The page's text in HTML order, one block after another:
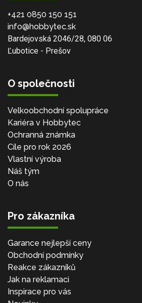
+421 0850 150 151
info@hobbytec.sk
Bardejovská 2046/28, 080 06
Ľubotice - Prešov
O společnosti
Velkoobchodní spolupráce
Kariéra v Hobbytec
Ochranná známka
Cíle pro rok 2026
Vlastní výroba
Náš tým
O nás
Pro zákazníka
Garance nejlepší ceny
Obchodní podmínky
Reakce zákazníků
Jak na reklamaci
Inspirace pro vás